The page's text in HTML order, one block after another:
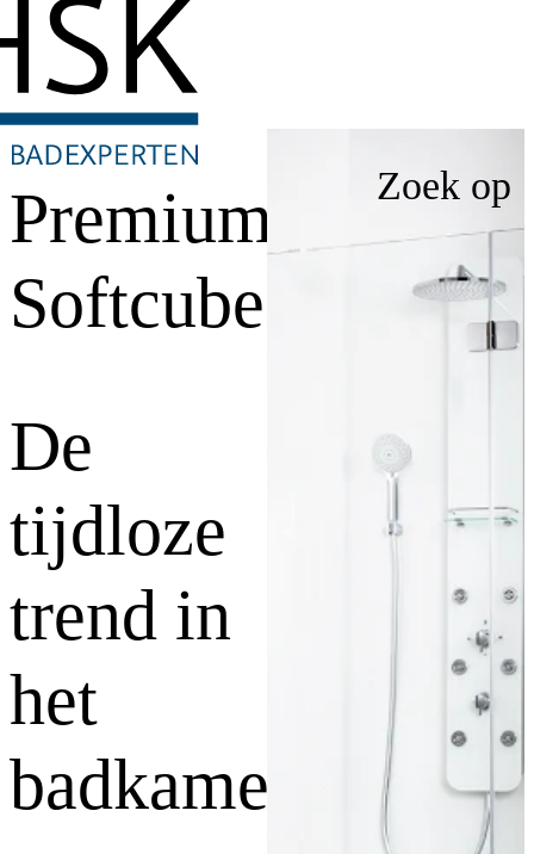
Zoek op
Premium
Softcube
De
tijdloze
trend in
het
badkamerdesign